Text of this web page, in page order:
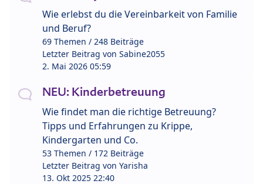
Wie erlebst du die Vereinbarkeit von Familie
und Beruf?
69 Themen / 248 Beiträge
Letzter Beitrag von Sabine2055
2. Mai 2026 05:59
NEU: Kinderbetreuung
Wie findet man die richtige Betreuung?
Tipps und Erfahrungen zu Krippe,
Kindergarten und Co.
53 Themen / 172 Beiträge
Letzter Beitrag von Yarisha
13. Okt 2025 22:40